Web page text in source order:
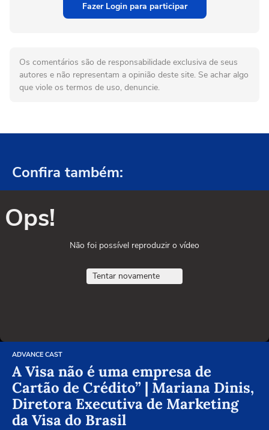
Fazer Login para participar
Os comentários são de responsabilidade exclusiva de seus
autores e não representam a opinião deste site. Se achar algo
que viole os termos de uso, denuncie.
Confira também:
Ops!
Não foi possível reproduzir o vídeo
Tentar novamente
ADVANCE CAST
A Visa não é uma empresa de
Cartão de Crédito” | Mariana Dinis,
Diretora Executiva de Marketing
da Visa do Brasil